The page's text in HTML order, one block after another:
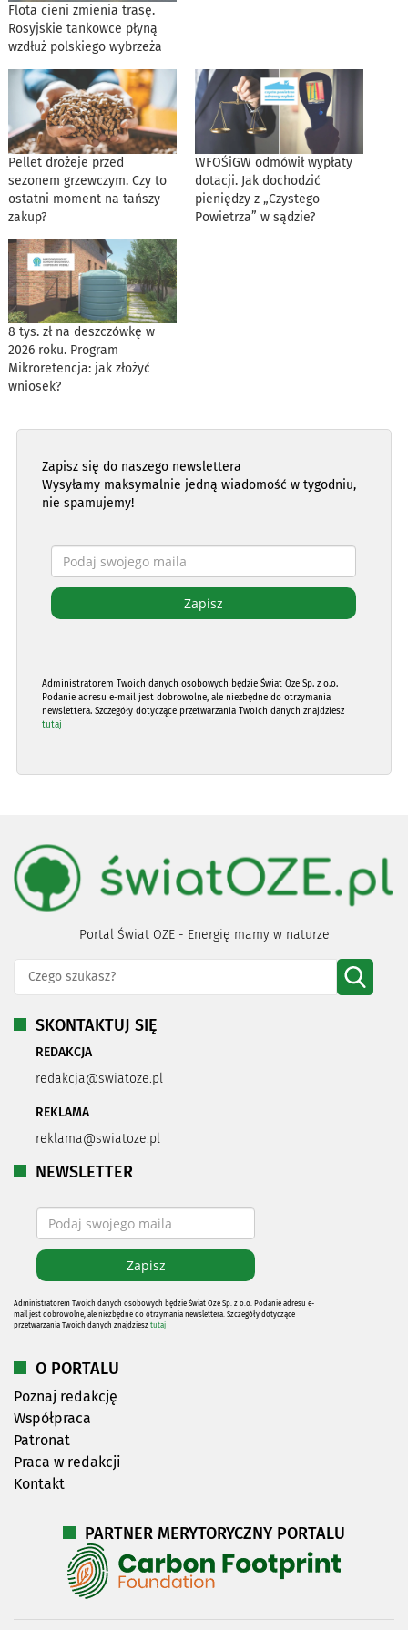
Flota cieni zmienia trasę.
Rosyjskie tankowce płyną
wzdłuż polskiego wybrzeża
Pellet drożeje przed
sezonem grzewczym. Czy to
ostatni moment na tańszy
zakup?
WFOŚiGW odmówił wypłaty
dotacji. Jak dochodzić
pieniędzy z „Czystego
Powietrza” w sądzie?
8 tys. zł na deszczówkę w
2026 roku. Program
Mikroretencja: jak złożyć
wniosek?
Zapisz się do naszego newslettera
Wysyłamy maksymalnie jedną wiadomość w tygodniu,
nie spamujemy!
Administratorem Twoich danych osobowych będzie Świat Oze Sp. z o.o.
Podanie adresu e-mail jest dobrowolne, ale niezbędne do otrzymania
newslettera. Szczegóły dotyczące przetwarzania Twoich danych znajdziesz
tutaj
Portal Świat OZE - Energię mamy w naturze
SKONTAKTUJ SIĘ
REDAKCJA
redakcja@swiatoze.pl
REKLAMA
reklama@swiatoze.pl
NEWSLETTER
Administratorem Twoich danych osobowych będzie Świat Oze Sp. z o.o. Podanie adresu e-
mail jest dobrowolne, ale niezbędne do otrzymania newslettera. Szczegóły dotyczące
przetwarzania Twoich danych znajdziesz tutaj
O PORTALU
Poznaj redakcję
Współpraca
Patronat
Praca w redakcji
Kontakt
PARTNER MERYTORYCZNY PORTALU